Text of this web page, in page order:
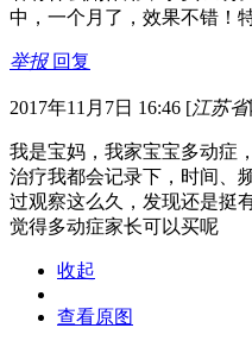
中，一个月了，效果不错！
举报 回复
2017年11月7日 16:46 [江苏省
我是宝妈，我家宝宝多动症
治疗我都会记录下，时间、
过观察这么久，发现还是挺
觉得多动症家长可以买呢
收起
查看原图